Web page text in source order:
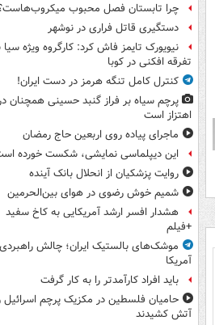
چرا تابستان فصل محبوب
دستگیری قاتل فراری در نوشهر
نیویورک تایمز فاش کرد: کارگروه ویژه سیا
تفرقه افکنی در کوبا
کنترل کامل تنگه هرمز در دست ایران!
پرچم سیاه بر فراز گنبد حسینی همچنان
اهتزاز است
ماجرای پیاده روی اربعین حاج رمضان
این دیپلماسی نمایشی، شکست خورده
روایت پزشکیان از انحلال بانک آینده
شمیم خوش رضوی در هوای بین‌الحرمین
هشدار افسر ارشد آمریکایی به کاخ سفید
+فیلم
موشک‌های بالستیک ایران؛ چالش راهبردی
آمریکا
باید افراد کارآمدتر را به کار گرفت
حامیان فلسطین در مکزیک پرچم اسرائیل
آتش کشیدند